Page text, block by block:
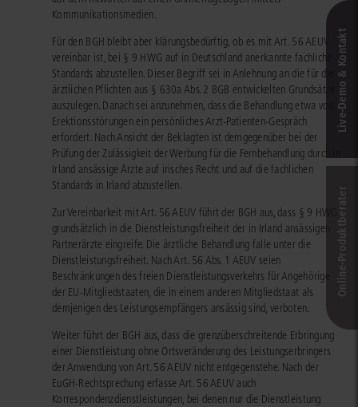
Kommunikationsmedien.
Für den BGH bleibt aber klärungsbedürftig, ob es mit Art. 56 AEUV
vereinbar ist, bei § 9 HWG auf in Deutschland anerkannte fachliche
Standards abzustellen. Dieser Begriff sei in Anlehnung an die für die
ärztlichen Pflichten aus § 630a Abs. 2 BGB entwickelten Grundsätze
auszulegen. Danach sei anzunehmen, dass die Behandlung etwa von
Erektionsstörungen ein persönliches Arzt‑Patienten‑Gespräch
erfordert. Nach Ansicht der Beklagten ist demgegenüber bei der
Prüfung der Zulässigkeit der Werbung für die Fernbehandlung durch in
Irland ansässige Ärzte auf irisches Recht und auf die fachlichen
Standards in Irland abzustellen.
Zur Vereinbarkeit mit Art. 56 AEUV führt der BGH aus, dass § 9 HWG
grundsätzlich in die Dienstleistungsfreiheit der in Irland ansässigen
Partnerärzte eingreife. Die ärztliche Behandlung falle unter die
Dienstleistungsfreiheit. Nach Art. 56 Abs. 1 AEUV seien
Beschränkungen des freien Dienstleistungsverkehrs für Angehörige
der EU-Mitgliedstaaten, die in einem anderen Mitgliedstaat als
demjenigen des Leistungsempfängers ansässig sind, verboten.
Weiter führt der BGH aus, dass die grenzüberschreitende Erbringung
einer Dienstleistung ohne Ortsveränderung des Leistungserbringers
der Anwendung von Art. 56 AEUV nicht entgegenstehe. Nach der
EuGH-Rechtsprechung erfasse Art. 56 AEUV auch
Korrespondenzdienstleistungen, bei denen nur die Dienstleistung
Live‑Demo & Kontakt
Online-Produkt­berater